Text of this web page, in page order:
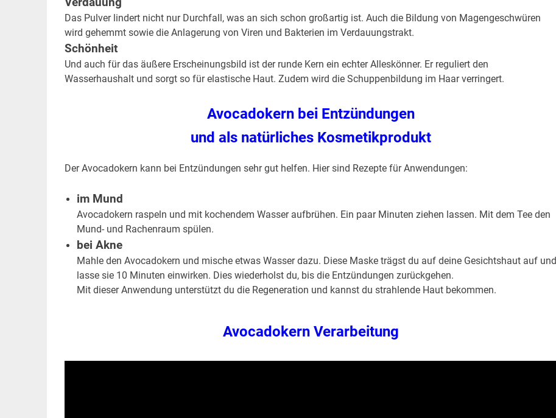
Das Pulver lindert nicht nur Durchfall, was an sich schon großartig ist. Auch die Bildung von Magengeschwüren
wird gehemmt sowie die Anlagerung von Viren und Bakterien im Verdauungstrakt.
Schönheit
Und auch für das äußere Erscheinungsbild ist der runde Kern ein echter Alleskönner. Er reguliert den
Wasserhaushalt und sorgt so für elastische Haut. Zudem wird die Schuppenbildung im Haar verringert.
Avocadokern bei Entzündungen
und als natürliches Kosmetikprodukt
Der Avocadokern kann bei Entzündungen sehr gut helfen. Hier sind Rezepte für Anwendungen:
im Mund
Avocadokern raspeln und mit kochendem Wasser aufbrühen. Ein paar Minuten ziehen lassen. Mit dem Tee den
Mund- und Rachenraum spülen.
bei Akne
Mahle den Avocadokern und mische etwas Wasser dazu. Diese Maske trägst du auf deine Gesichtshaut auf und
lasse sie 10 Minuten einwirken. Dies wiederholst du, bis die Entzündungen zurückgehen.
Mit dieser Anwendung unterstützt du die Regeneration und kannst du strahlende Haut bekommen.
Avocadokern Verarbeitung